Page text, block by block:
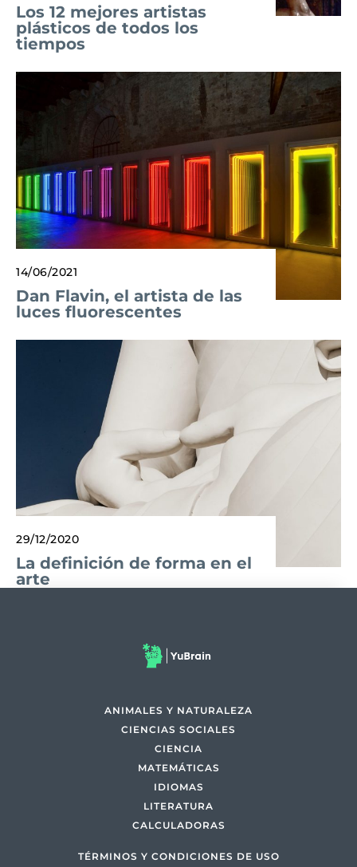
Los 12 mejores artistas
plásticos de todos los
tiempos
14/06/2021
Dan Flavin, el artista de las
luces fluorescentes
29/12/2020
La definición de forma en el
arte
ANIMALES Y NATURALEZA
CIENCIAS SOCIALES
CIENCIA
MATEMÁTICAS
IDIOMAS
LITERATURA
CALCULADORAS
TÉRMINOS Y CONDICIONES DE USO